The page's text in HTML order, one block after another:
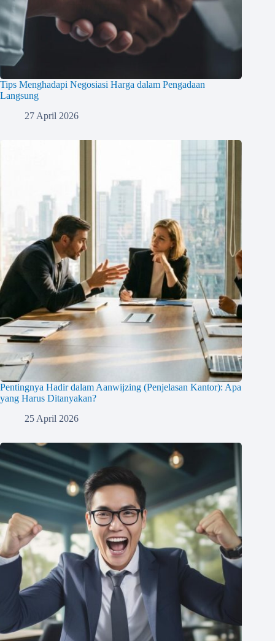
Tips Menghadapi Negosiasi Harga dalam Pengadaan
Langsung
27 April 2026
Pentingnya Hadir dalam Aanwijzing (Penjelasan Kantor): Apa
yang Harus Ditanyakan?
25 April 2026